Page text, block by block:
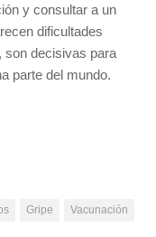
y consultar a un
dificultades
son decisivas para
parte del mundo.
Gripe Vacunación